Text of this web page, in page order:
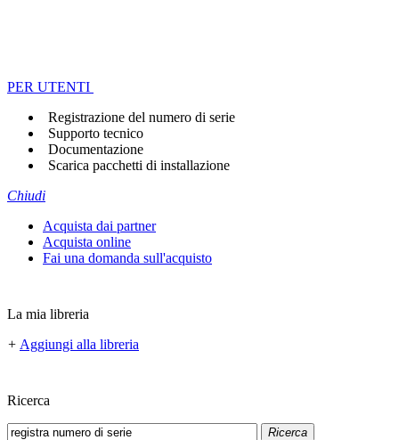
PER UTENTI
Registrazione del numero di serie
Supporto tecnico
Documentazione
Scarica pacchetti di installazione
Chiudi
Acquista dai partner
Acquista online
Fai una domanda sull'acquisto
La mia libreria
+ Aggiungi alla libreria
Ricerca
Ricerca